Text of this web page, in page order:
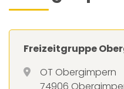
Freizeitgruppe
OT Obergimpern